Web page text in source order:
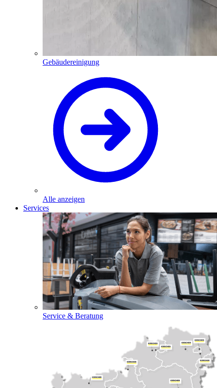
Gebäudereinigung
Alle anzeigen
Services
Service & Beratung